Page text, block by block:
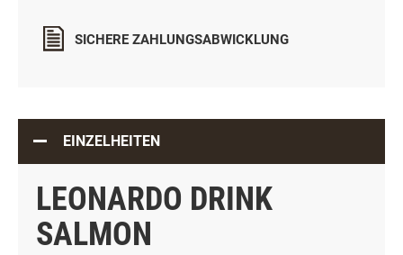
SICHERE ZAHLUNGSABWICKLUNG
EINZELHEITEN
LEONARDO DRINK
SALMON